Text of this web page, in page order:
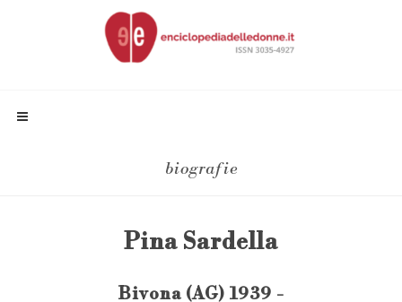
biografie
Pina Sardella
Bivona (AG) 1939 -